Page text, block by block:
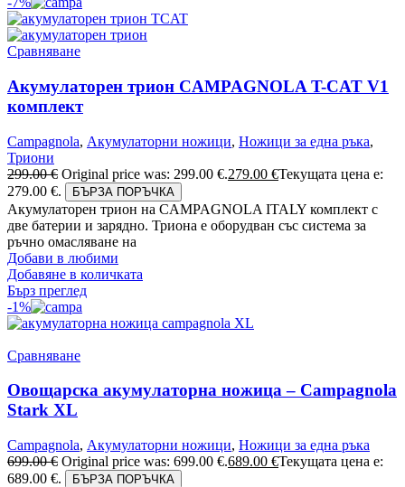
Сравняване
Акумулаторен трион CAMPAGNOLA T-CAT V1
комплект
Campagnola, Акумулаторни ножици, Ножици за една ръка,
Триони
299.00€ Original price was: 299.00 €.279.00 €Текущата цена е:
279.00 €.
БЪРЗА ПОРЪЧКА
Акумулаторен трион на CAMPAGNOLA ITALY комплект с
две батерии и зарядно. Триона е оборудван със система за
ръчно омасляване на
Добави в любими
Добавяне в количката
Бърз преглед
-1%
Сравняване
Овощарска акумулаторна ножица – Campagnola
Stark XL
Campagnola, Акумулаторни ножици, Ножици за една ръка
699.00€ Original price was: 699.00 €.689.00 €Текущата цена е:
689.00 €.
БЪРЗА ПОРЪЧКА